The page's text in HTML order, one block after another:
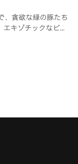
、貪欲な緑の豚たち
キゾチックなビー